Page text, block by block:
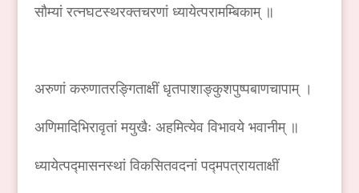
सौम्यां रत्नघटस्थरक्तचरणां ध्यायेत्परामम्बिकाम् ॥
अरुणां करुणातरङ्गिताक्षीं धृतपाशाङ्कुशपुष्पबाणचापाम् ।
अणिमादिभिरावृतां मयुखैः अहमित्येव विभावये भवानीम् ॥
ध्यायेत्पद्मासनस्थां विकसितवदनां पद्मपत्रायताक्षीं